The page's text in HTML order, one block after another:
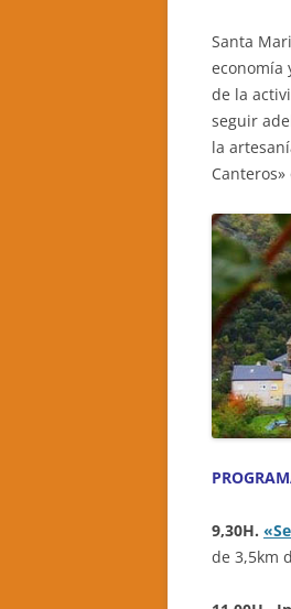
Santa
economía
de la
seguir
la
Canteros»
9,30H.
de 3,5km